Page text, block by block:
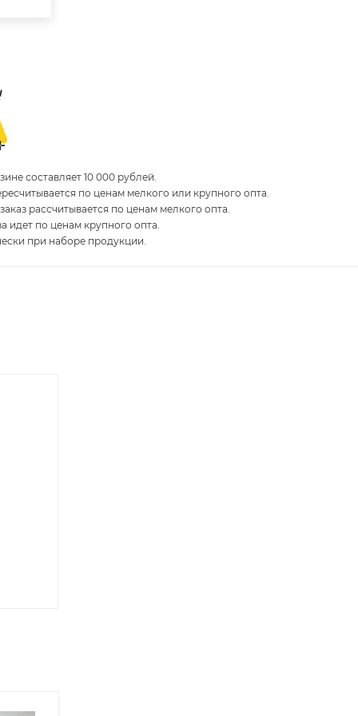
составляет 10 000 рублей.
по ценам мелкого или крупного опта.
рассчитывается по ценам мелкого опта.
идет по ценам крупного опта.
при наборе продукции.